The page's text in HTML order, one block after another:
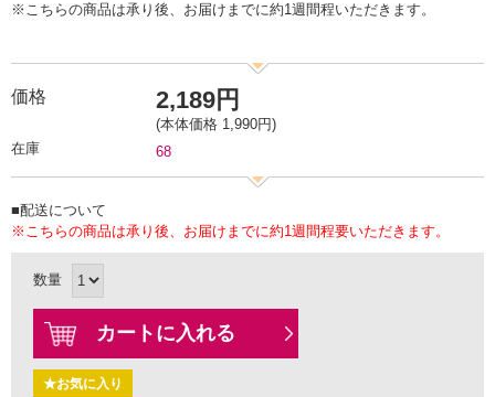
※こちらの商品は承り後、お届けまでに約1週間程いただきます。
価格 2,189円
(本体価格 1,990円)
在庫
68
■配送について
※こちらの商品は承り後、お届けまでに約1週間程要いただきます。
数量
カートに入れる
★お気に入り